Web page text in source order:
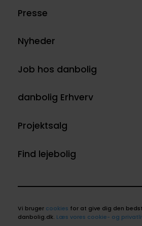
Presse
Nyheder
Job hos danbolig
danbolig Erhverv
Projektsalg
Find lejebolig
Vi bruger cookies for at give dig den
danbolig.dk. Læs vores cookie- og